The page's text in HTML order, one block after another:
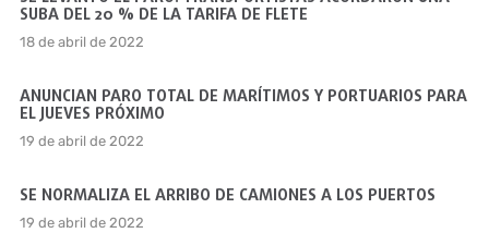
SUBA DEL 20 % DE LA TARIFA DE FLETE
18 de abril de 2022
ANUNCIAN PARO TOTAL DE MARÍTIMOS Y PORTUARIOS PARA
EL JUEVES PRÓXIMO
19 de abril de 2022
SE NORMALIZA EL ARRIBO DE CAMIONES A LOS PUERTOS
19 de abril de 2022